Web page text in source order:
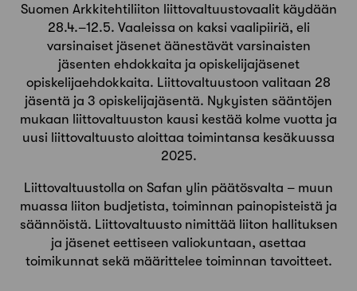
Suomen Arkkitehtiliiton liittovaltuustovaalit käydään
28.4.–12.5. Vaaleissa on kaksi vaalipiiriä, eli
varsinaiset jäsenet äänestävät varsinaisten
jäsenten ehdokkaita ja opiskelijajäsenet
opiskelijaehdokkaita. Liittovaltuustoon valitaan 28
jäsentä ja 3 opiskelijajäsentä. Nykyisten sääntöjen
mukaan liittovaltuuston kausi kestää kolme vuotta ja
uusi liittovaltuusto aloittaa toimintansa kesäkuussa
2025.
Liittovaltuustolla on Safan ylin päätösvalta – muun
muassa liiton budjetista, toiminnan painopisteistä ja
säännöistä. Liittovaltuusto nimittää liiton hallituksen
ja jäsenet eettiseen valiokuntaan, asettaa
toimikunnat sekä määrittelee toiminnan tavoitteet.